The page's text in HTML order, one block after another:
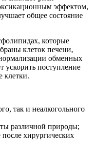
эффектом,
общее состояние
которые
клеток печени,
обменных
поступление
клетки.
так и неалкогольного
различной природы;
после хирургических